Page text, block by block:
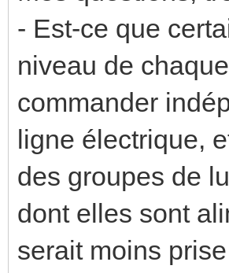
- Est-ce que
niveau de
commander
ligne électrique,
des groupes de
dont elles sont
serait moins